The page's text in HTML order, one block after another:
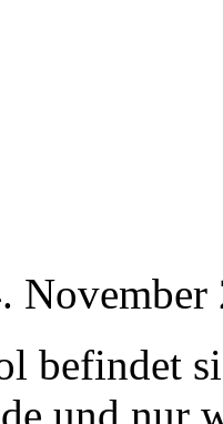
befindet
und nur